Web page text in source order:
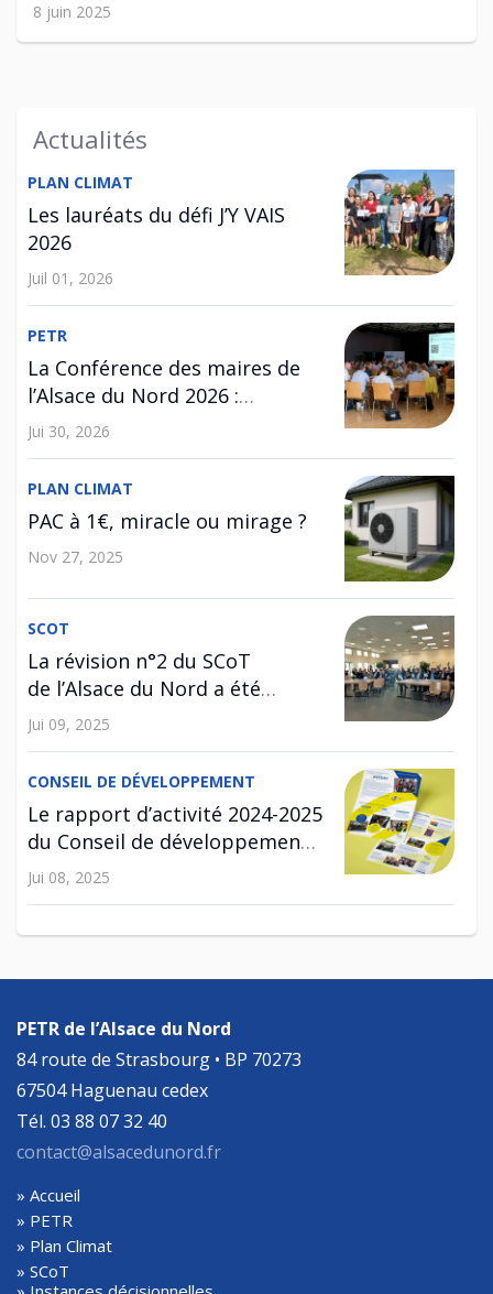
8 juin 2025
Actualités
PLAN CLIMAT
Les lauréats du défi J’Y VAIS
2026
Juil 01, 2026
PETR
La Conférence des maires de
l’Alsace du Nord 2026 :
l’habitat au cœur des
Jui 30, 2026
PLAN CLIMAT
PAC à 1€, miracle ou mirage ?
Nov 27, 2025
SCOT
La révision n°2 du SCoT
de l’Alsace du Nord a été
approuvée !
Jui 09, 2025
CONSEIL DE DÉVELOPPEMENT
Le rapport d’activité 2024-2025
du Conseil de développement
est disponible !
Jui 08, 2025
SCOT
Avr 29, 2025
PETR de l’Alsace du Nord
84 route de Strasbourg • BP 70273
67504 Haguenau cedex
Tél. 03 88 07 32 40
contact@alsacedunord.fr
» Accueil
» PETR
» Plan Climat
» SCoT